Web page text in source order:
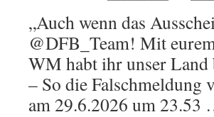
„Auch wenn das
@DFB_Team! Mit
WM habt ihr unser Land
– So die
am 29.6.2026 um 23.53